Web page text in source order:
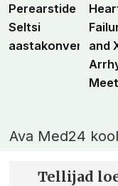
Perearstide
Seltsi
aastakonverents
and
Ava Med24
Tellijad